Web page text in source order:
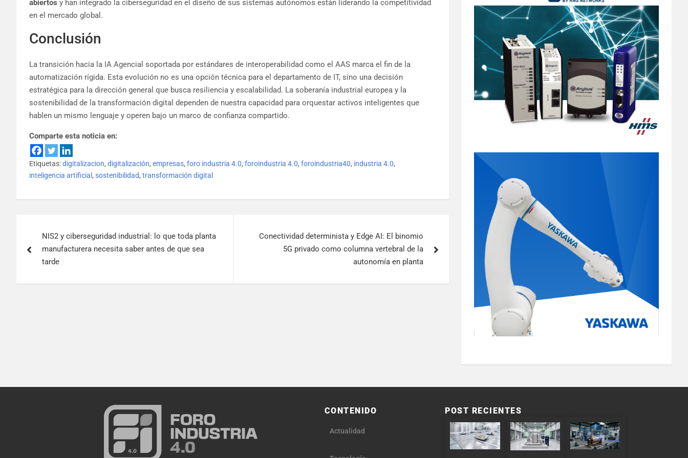
abiertos y han integrado la ciberseguridad en el diseño de sus sistemas autónomos están liderando la competitividad
en el mercado global.
Conclusión
La transición hacia la IA Agencial soportada por estándares de interoperabilidad como el AAS marca el fin de la
automatización rígida. Esta evolución no es una opción técnica para el departamento de IT, sino una decisión
estratégica para la dirección general que busca resiliencia y escalabilidad. La soberanía industrial europea y la
sostenibilidad de la transformación digital dependen de nuestra capacidad para orquestar activos inteligentes que
hablen un mismo lenguaje y operen bajo un marco de confianza compartido.
Comparte esta noticia en:
Etiquetas:digitalizacion, digitalización, empresas, foro industria 4.0, foroindustria 4.0, foroindustria40, industria 4.0,
inteligencia artificial, sostenibilidad, transformación digital
NIS2 y ciberseguridad industrial: lo que toda planta
manufacturera necesita saber antes de que sea
tarde
Conectividad determinista y Edge AI: El binomio
5G privado como columna vertebral de la
autonomía en planta
CONTENIDO
Actualidad
POST RECIENTES